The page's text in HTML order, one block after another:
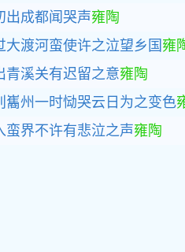
出成都闻哭声雍陶
渡河蛮使许之泣望乡国 雍
青溪关有迟留之意雍陶
州一时恸哭云日为之变色
蛮界不许有悲泣之声雍陶